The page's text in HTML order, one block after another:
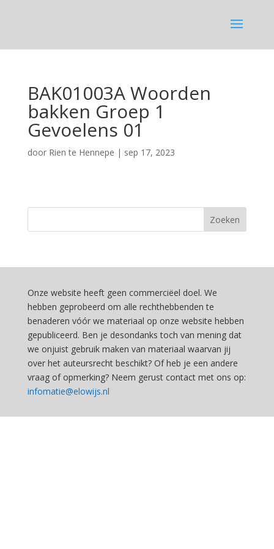
BAK01003A Woorden
bakken Groep 1
Gevoelens 01
door Rien te Hennepe | sep 17, 2023
Onze website heeft geen commerciëel doel. We
hebben geprobeerd om alle rechthebbenden te
benaderen vóór we materiaal op onze website hebben
gepubliceerd. Ben je desondanks toch van mening dat
we onjuist gebruik maken van materiaal waarvan jij
over het auteursrecht beschikt? Of heb je een andere
vraag of opmerking? Neem gerust contact met ons op:
infomatie@elowijs.nl